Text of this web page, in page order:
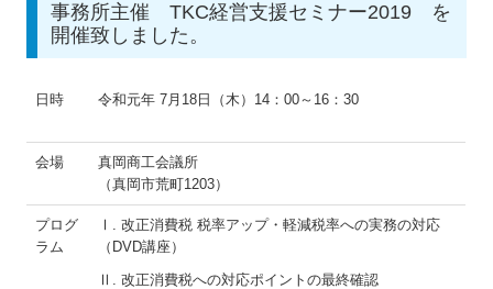
事務所主催 TKC経営支援セミナー2019 を
開催致しました。
日時 令和元年 7月18日（木）14：00～16：30
会場
真岡商工会議所
（真岡市荒町1203）
プログ
ラム
Ⅰ. 改正消費税 税率アップ・軽減税率への実務の対応
（DVD講座）
Ⅱ. 改正消費税への対応ポイントの最終確認